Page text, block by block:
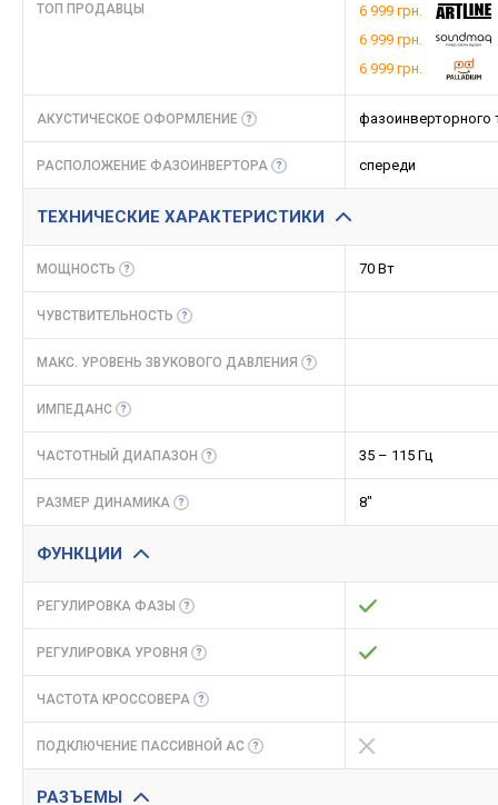
ТОП ПРОДАВЦЫ
6 999 грн.
6 999 грн.
6 999 грн.
АКУСТИЧЕСКОЕ ОФОРМЛЕНИЕ фазоинверторного
РАСПОЛОЖЕНИЕ ФАЗОИНВЕРТОРА спереди
ТЕХНИЧЕСКИЕ ХАРАКТЕРИСТИКИ
МОЩНОСТЬ 70 Вт
ЧУВСТВИТЕЛЬНОСТЬ
МАКС. УРОВЕНЬ ЗВУКОВОГО ДАВЛЕНИЯ
ИМПЕДАНС
ЧАСТОТНЫЙ ДИАПАЗОН 35 – 115 Гц
РАЗМЕР ДИНАМИКА 8"
ФУНКЦИИ
РЕГУЛИРОВКА ФАЗЫ
РЕГУЛИРОВКА УРОВНЯ
ЧАСТОТА КРОССОВЕРА
ПОДКЛЮЧЕНИЕ ПАССИВНОЙ АС
РАЗЪЕМЫ